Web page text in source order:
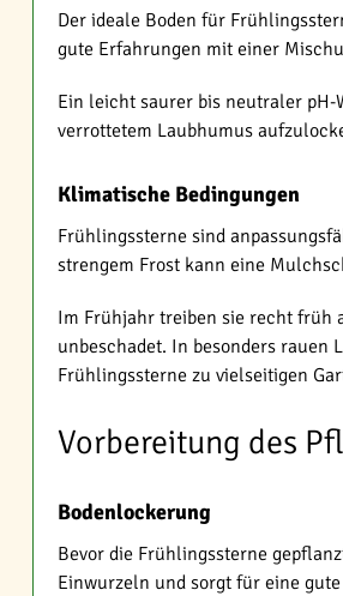
Der ideale Boden für
gute Erfahrungen mit einer
Ein leicht saurer bis neutraler pH-
verrottetem Laubhumus
Klimatische Bedingungen
Frühlingssterne sind
strengem Frost kann eine
Im Frühjahr treiben sie recht früh
unbeschadet. In besonders
Frühlingssterne zu vielseitigen
Vorbereitung des
Bodenlockerung
Bevor die Frühlingssterne
Einwurzeln und sorgt für eine